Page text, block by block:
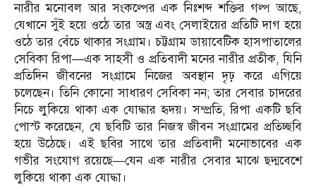
নারীর মনোবল আর সংকল্পের এক নিঃশব্দ শক্তির গল্প আছে,
যেখানে সুঁই হয়ে ওঠে তার অস্ত্র এবং সেলাইয়ের প্রতিটি দাগ হয়ে
ওঠে তার বেঁচে থাকার সংগ্রাম। চট্টগ্রাম ডায়াবেটিক হাসপাতালের
সেবিকা রিপা—এক সাহসী ও প্রতিবাদী মনের নারীর প্রতীক, যিনি
প্রতিদিন জীবনের সংগ্রামে নিজের অবস্থান দৃঢ় করে এগিয়ে
চলেছেন। তিনি কোনো সাধারণ সেবিকা নন; তার সেবার চাদরের
নিচে লুকিয়ে থাকা এক যোদ্ধার হৃদয়। সম্প্রতি, রিপা একটি ছবি
পোস্ট করেছেন, যে ছবিটি তার নিজস্ব জীবন সংগ্রামের প্রতিচ্ছবি
হয়ে উঠেছে। এই ছবির সাথে তার প্রতিবাদী মনোভাবের এক
গভীর সংযোগ রয়েছে—যেন এক নারীর সেবার মাঝে ছদ্মবেশে
লুকিয়ে থাকা এক যোদ্ধা।